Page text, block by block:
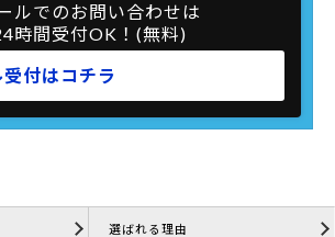
ルでのお問い合わせは
時間受付OK！(無料)
受付はコチラ
選ばれる理由